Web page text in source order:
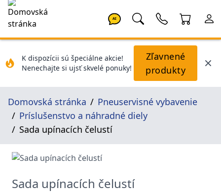
AI
K dispozícii sú špeciálne akcie!
Nenechajte si ujsť skvelé ponuky!
Zľavnené
produkty
Domovská stránka
Pneuservisné vybavenie
Príslušenstvo a náhradné diely
Sada upínacích čelustí
Sada upínacích čelustí